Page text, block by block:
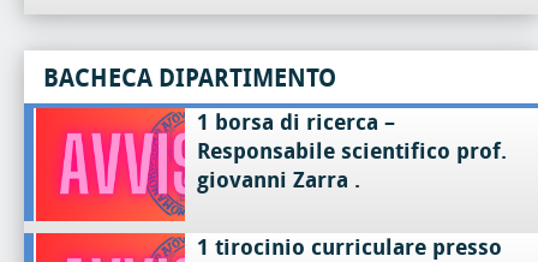
BACHECA DIPARTIMENTO
1 borsa di ricerca –
Responsabile scientifico prof.
giovanni Zarra .
1 tirocinio curriculare presso